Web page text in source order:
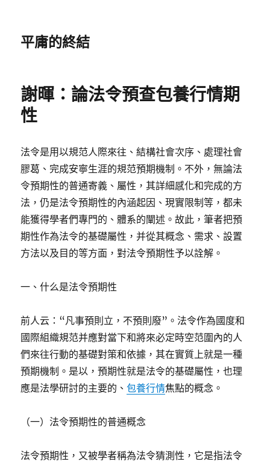
平庸的終結
謝暉：論法令預查包養行情期
性
法令是用以規范人際來往、結構社會次序、處理社會
膠葛、完成安寧生涯的規范預期機制。不外，無論法
令預期性的普通寄義、屬性，其詳細感化和完成的方
法，仍是法令預期性的內涵起因、現實限制等，都未
能獲得學者們專門的、體系的闡述。故此，筆者把預
期性作為法令的基礎屬性，并從其概念、需求、設置
方法以及目的等方面，對法令預期性予以詮解。
一、什么是法令預期性
前人云：“凡事預則立，不預則廢”。法令作為國度和
國際組織規范并應對當下和將來必定時空范圍內的人
們來往行動的基礎對策和依據，其在實質上就是一種
預期機制。是以，預期性就是法令的基礎屬性，也理
應是法學研討的主要的、包養行情焦點的概念。
（一）法令預期性的普通概念
法令預期性，又被學者稱為法令猜測性，它是指法令